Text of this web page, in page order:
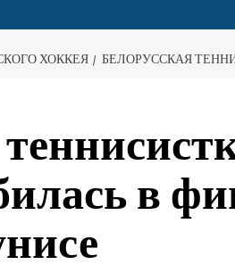
ХОККЕЯ БЕЛОРУССКАЯ
в